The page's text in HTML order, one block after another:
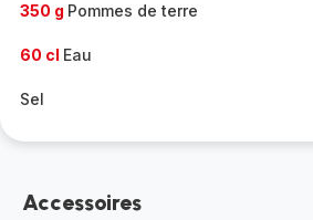
350 g Pommes de terre
60 cl Eau
Sel
Accessoires